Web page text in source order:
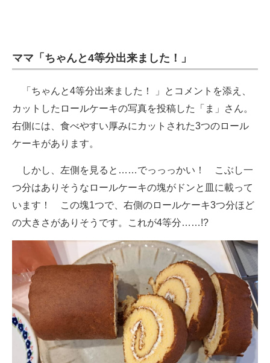
ママ「ちゃんと4等分出来ました！」
「ちゃんと4等分出来ました！ 」とコメントを添え、
カットしたロールケーキの写真を投稿した「ま」さん。
右側には、食べやすい厚みにカットされた3つのロール
ケーキがあります。
しかし、左側を見ると……でっっっかい！ こぶし一
つ分はありそうなロールケーキの塊がドンと皿に載って
います！ この塊1つで、右側のロールケーキ3つ分ほど
の大きさがありそうです。これが4等分……!?